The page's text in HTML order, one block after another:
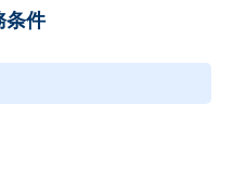
条件